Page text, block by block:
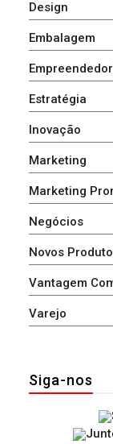
Design
Embalagem
Estratégia
Inovação
Marketing
Marketing
Negócios
Novos
Vantagem
Varejo
Siga-nos